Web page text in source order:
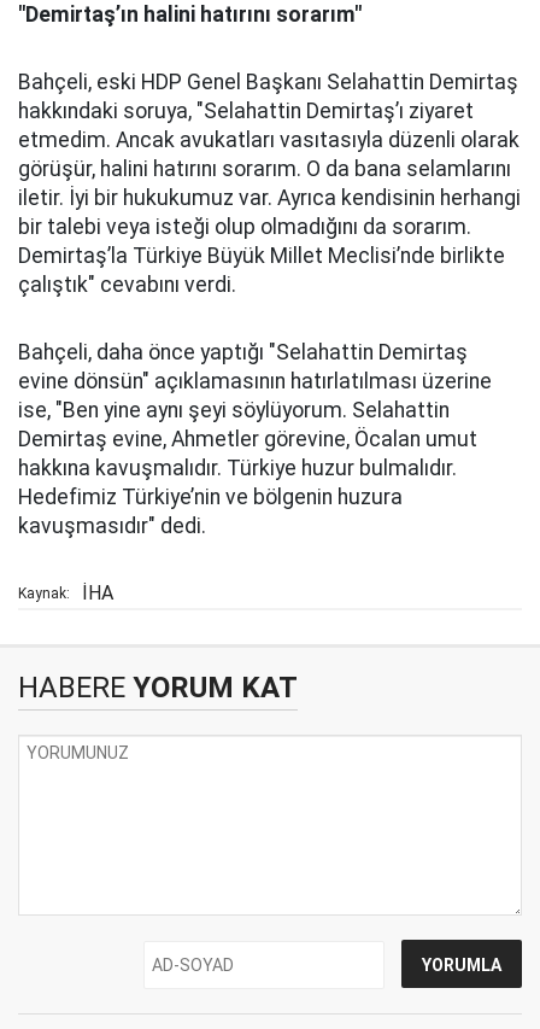
"Demirtaş’ın halini hatırını sorarım"
Bahçeli, eski HDP Genel Başkanı Selahattin Demirtaş
hakkındaki soruya, "Selahattin Demirtaş’ı ziyaret
etmedim. Ancak avukatları vasıtasıyla düzenli olarak
görüşür, halini hatırını sorarım. O da bana selamlarını
iletir. İyi bir hukukumuz var. Ayrıca kendisinin herhangi
bir talebi veya isteği olup olmadığını da sorarım.
Demirtaş’la Türkiye Büyük Millet Meclisi’nde birlikte
çalıştık" cevabını verdi.
Bahçeli, daha önce yaptığı "Selahattin Demirtaş
evine dönsün" açıklamasının hatırlatılması üzerine
ise, "Ben yine aynı şeyi söylüyorum. Selahattin
Demirtaş evine, Ahmetler görevine, Öcalan umut
hakkına kavuşmalıdır. Türkiye huzur bulmalıdır.
Hedefimiz Türkiye’nin ve bölgenin huzura
kavuşmasıdır" dedi.
Kaynak: İHA
HABERE YORUM KAT